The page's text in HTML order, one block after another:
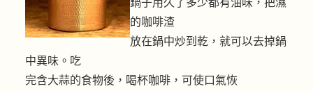
鍋子用久了多少都有油味，把濕
的咖啡渣
放在鍋中炒到乾，就可以去掉鍋
中異味。吃
完含大蒜的食物後，喝杯咖啡，可使口氣恢